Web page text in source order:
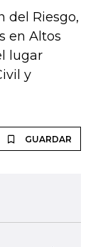
del Riesgo,
en Altos
lugar
y
GUARDAR